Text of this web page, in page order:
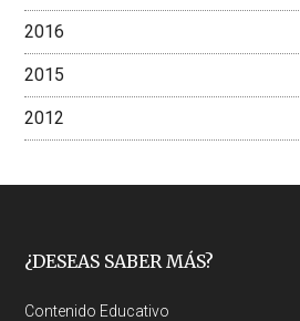
2016
2015
2012
Footer
¿DESEAS SABER MÁS?
Contenido Educativo